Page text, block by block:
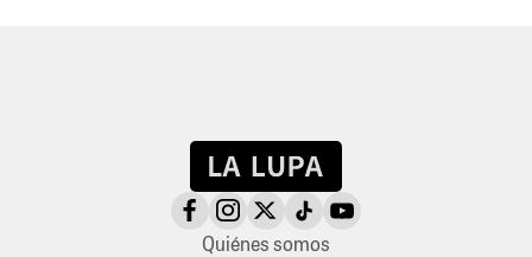
Quiénes somos